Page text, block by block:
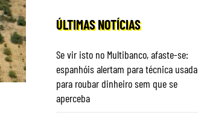
ÚLTIMAS NOTÍCIAS
Se vir isto no Multibanco, afaste-se:
espanhóis alertam para técnica usada
para roubar dinheiro sem que se
aperceba